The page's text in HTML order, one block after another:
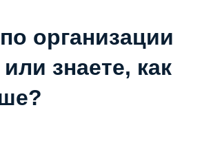
организации
знаете, как